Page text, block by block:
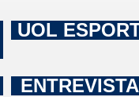
UOL